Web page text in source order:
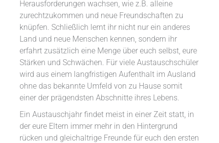
Herausforderungen wachsen, wie z.B. alleine
zurechtzukommen und neue Freundschaften zu
knüpfen. Schließlich lernt ihr nicht nur ein anderes
Land und neue Menschen kennen, sondern ihr
erfahrt zusätzlich eine Menge über euch selbst, eure
Stärken und Schwächen. Für viele Austauschschüler
wird aus einem langfristigen Aufenthalt im Ausland
ohne das bekannte Umfeld von zu Hause somit
einer der prägendsten Abschnitte ihres Lebens.
Ein Austauschjahr findet meist in einer Zeit statt, in
der eure Eltern immer mehr in den Hintergrund
rücken und gleichaltrige Freunde für euch den ersten